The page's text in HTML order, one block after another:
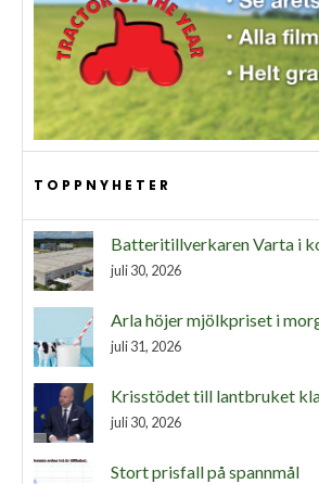
TOPPNYHETER
Batteritillverkaren Varta i
juli 30, 2026
Arla höjer mjölkpriset i
juli 31, 2026
Krisstödet till lantbruket
juli 30, 2026
Stort prisfall på spannmål